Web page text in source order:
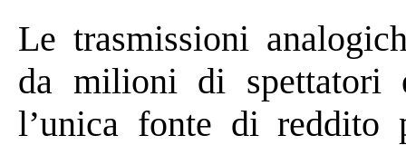
Le trasmissioni
da milioni di spettatori
l’unica fonte di reddito